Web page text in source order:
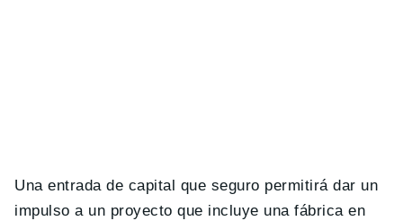
Una entrada de capital que seguro permitirá dar un
impulso a un proyecto que incluye una fábrica en